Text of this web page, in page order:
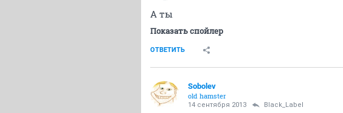
А ты
Показать спойлер
ОТВЕТИТЬ
Sobolev
old hamster
14 сентября 2013 Black_Label